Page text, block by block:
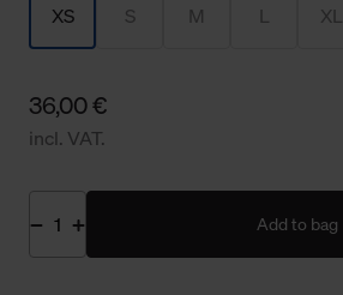
XS S M L XL
36,00 €
incl. VAT.
Add to bag